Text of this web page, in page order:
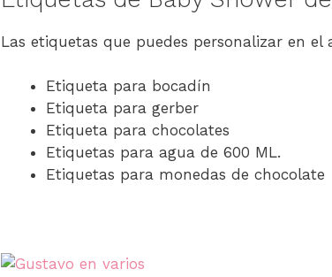
Las etiquetas que puedes personalizar en el
Etiqueta para bocadín
Etiqueta para gerber
Etiqueta para chocolates
Etiquetas para agua de 600 ML.
Etiquetas para monedas de chocolate